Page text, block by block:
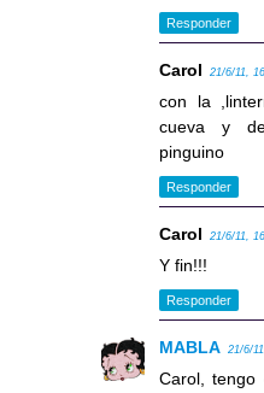
Responder
Carol 21/6/11,
con la
cueva y
pinguino
Responder
Carol 21/6/11,
Y fin!!!
Responder
MABLA 21/6/
Carol, tengo